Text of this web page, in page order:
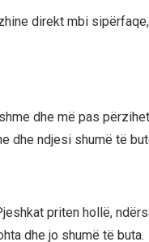
direkt mbi
dhe më pas
dhe ndjesi shumë të
priten hollë,
dhe jo shumë të buta.